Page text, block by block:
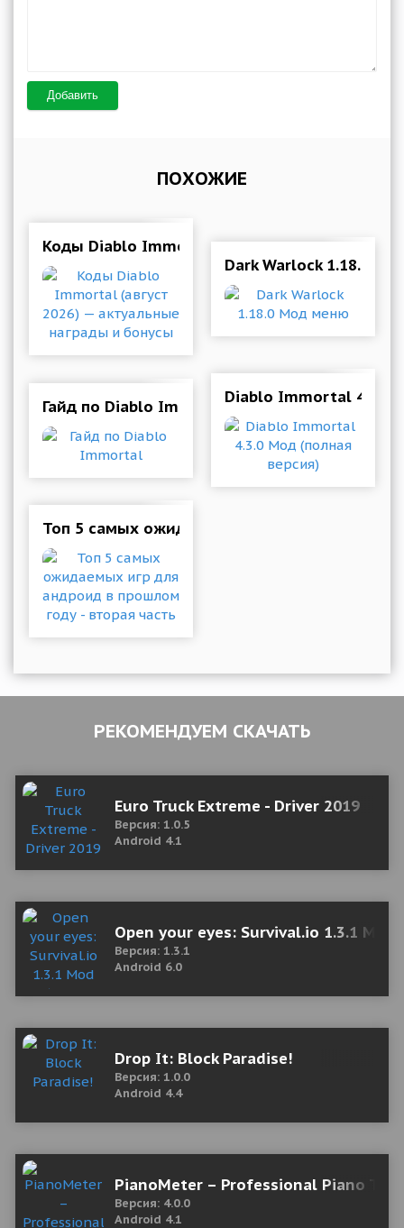
Добавить
ПОХОЖИЕ
Коды Diablo Immortal (август 2026) —
Dark Warlock 1.18.0
Гайд по Diablo ImmortalDiablo Immortal 4.3.0
Топ 5 самых ожидаемых игр для андроид в
РЕКОМЕНДУЕМ СКАЧАТЬ
Euro Truck Extreme - Driver 2019
Версия: 1.0.5
Android 4.1
Open your eyes: Survival.io 1.3.1
Версия: 1.3.1
Android 6.0
Drop It: Block Paradise!
Версия: 1.0.0
Android 4.4
PianoMeter – Professional Piano
Версия: 4.0.0
Android 4.1